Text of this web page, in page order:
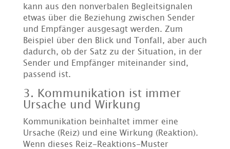
kann aus den nonverbalen Begleitsignalen
etwas über die Beziehung zwischen Sender
und Empfänger ausgesagt werden. Zum
Beispiel über den Blick und Tonfall, aber auch
dadurch, ob der Satz zu der Situation, in der
Sender und Empfänger miteinander sind,
passend ist.
3. Kommunikation ist immer
Ursache und Wirkung
Kommunikation beinhaltet immer eine
Ursache (Reiz) und eine Wirkung (Reaktion).
Wenn dieses Reiz-Reaktions-Muster